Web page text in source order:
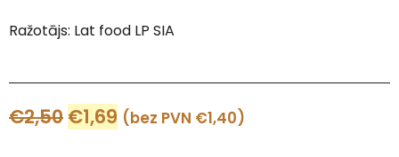
Ražotājs: Lat food LP SIA
€2,50 €1,69 (bez PVN €1,40)